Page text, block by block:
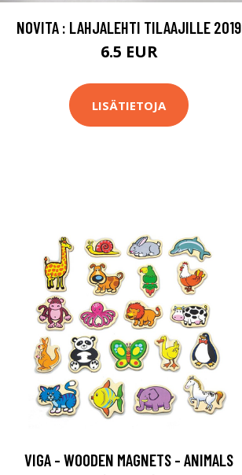
NOVITA : LAHJALEHTI TILAAJILLE 2019
6.5 EUR
LISÄTIETOJA
VIGA - WOODEN MAGNETS - ANIMALS